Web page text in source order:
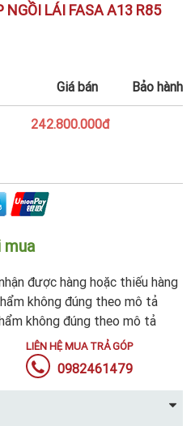
NGỒI LÁI FASA A13 R85
Giá bán Bảo hành
242.800.000đ
mua
được hàng hoặc thiếu hàng
không đúng theo mô tả
không đúng theo mô tả
LIÊN HỆ MUA TRẢ GÓP
0982461479